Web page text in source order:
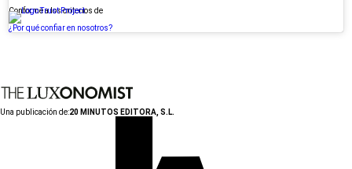
Conforme a los criterios de
¿Por qué confiar en nosotros?
Una publicación de:20 MINUTOS EDITORA, S.L.